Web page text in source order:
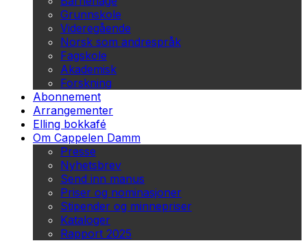
Grunnskole
Videregående
Norsk som andrespråk
Fagskole
Akademisk
Forskning
Abonnement
Arrangementer
Elling bokkafé
Om Cappelen Damm
Presse
Nyhetsbrev
Send inn manus
Priser og nominasjoner
Stipender og minnepriser
Kataloger
Rapport 2025